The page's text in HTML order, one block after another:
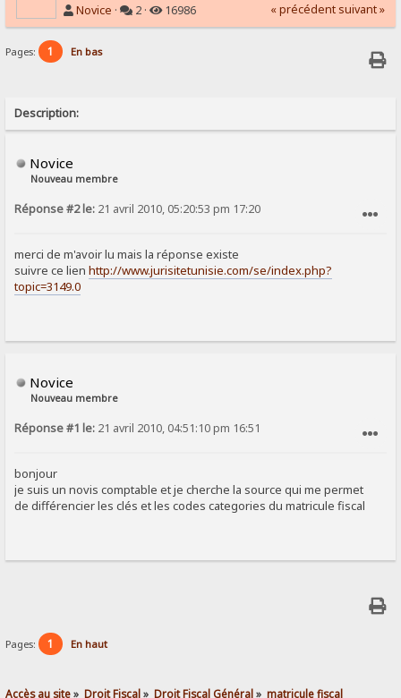
Novice · 2 · 16986 « précédent suivant »
Pages: 1 En bas
Description:
Novice
Nouveau membre
Réponse #2 le: 21 avril 2010, 05:20:53 pm 17:20
merci de m'avoir lu mais la réponse existe
suivre ce lienhttp://www.jurisitetunisie.com/se/index.php?
topic=3149.0
Novice
Nouveau membre
Réponse #1 le: 21 avril 2010, 04:51:10 pm 16:51
bonjour
je suis un novis comptable et je cherche la source qui me permet
de différencier les clés et les codes categories du matricule fiscal
Pages: 1 En haut
Accès au site» Droit Fiscal» Droit Fiscal Général» matricule fiscal